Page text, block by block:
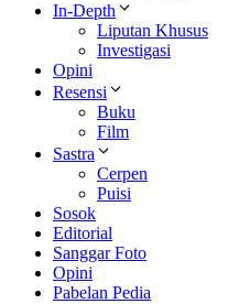
In-Depth
Liputan Khusus
Investigasi
Opini
Resensi
Buku
Film
Sastra
Cerpen
Puisi
Sosok
Editorial
Sanggar Foto
Opini
Pabelan Pedia